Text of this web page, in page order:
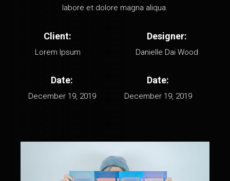
labore et dolore magna aliqua.
Client:
Lorem Ipsum
Designer:
Danielle Dai Wood
Date:
December 19, 2019
Date:
December 19, 2019